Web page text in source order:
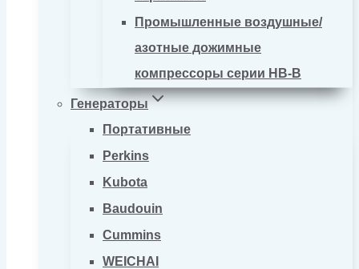
Промышленные воздушные/
азотные дожимные
компрессоры серии HB-B
Генераторы
Портативные
Perkins
Kubota
Baudouin
Cummins
WEICHAI